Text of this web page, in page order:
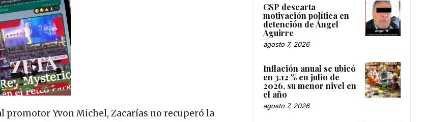
promotor Yvon Michel, Zacarías no recuperó la
CSP descarta
motivación política en
detención de Ángel
Aguirre
agosto 7, 2026
Inflación anual se ubicó
en 3.12 % en julio de
2026, su menor nivel en
el año
agosto 7, 2026